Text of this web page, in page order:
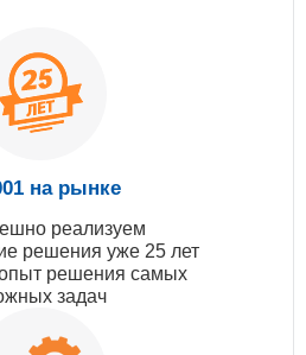
на рынке
реализуем
решения уже 25 лет
решения самых
задач